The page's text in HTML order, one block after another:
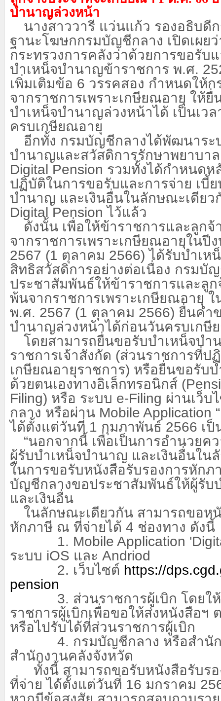
บำนาญล่วงหน้า
นางสาววารี แว่นแก้ว รองอธิบดี
ฐานะโฆษกกรมบัญชีกลาง เปิดเผย
กระทรวงการคลังว่าด้วยการขอรับ
บำเหน็จบำนาญข้าราชการ พ.ศ.
เพิ่มเติมข้อ 6 วรรคสอง กำหนดให้
จากราชการเพราะเกษียณอายุ ให้
บำเหน็จบำนาญล่วงหน้าได้ เป็นเว
ครบเกษียณอายุ
อีกทั้ง กรมบัญชีกลางได้พัฒนาระ
บำนาญและสวัสดิการรักษาพยาบา
Digital Pension รวมทั้งได้กำหนด
ปฏิบัติในการขอรับและการจ่าย เบี้
บำนาญ และเงินอื่นในลักษณะเดียว
Digital Pensionไว้แล้ว
ดังนั้น เพื่อให้ข้าราชการและลูกจ้
จากราชการเพราะเกษียณอายุในปี
2567 (1 ตุลาคม 2566)ได้รับบำเห
สิทธิสวัสดิการอย่างต่อเนื่อง กรมบั
ประชาสัมพันธ์ให้ข้าราชการและลูก
พ้นจากราชการเพราะเกษียณอายุ
พ.ศ. 2567 (1 ตุลาคม 2566) ยื่นคำ
บำนาญล่วงหน้าได้ก่อนวันครบเกษี
โดยสามารถยื่นขอรับบำเหน็จบ
ราชการเจ้าสังกัด (ส่วนราชการที่ป
เกษียณอายุราชการ) หรือยื่นขอรับ
ด้วยตนเองทางอิเล็กทรอนิกส์ (
Filing) หรือ ระบบ e-Filing ผ่านเว็บ
กลาง หรือผ่าน Mobile Application
ได้ตั้งแต่วันที่ 1 กุมภาพันธ์ 2566 เ
“นอกจากนี้ เพื่อเป็นการอำนวยค
ผู้รับบำเหน็จบำนาญ และเงินอื่นใน
ในการขอรับหนังสือรับรองการหัก
บัญชีกลางขอประชาสัมพันธ์ให้ผู้รับ
และเงินอื่น
ในลักษณะเดียวกัน สามารถขอห
หักภาษี ณ ที่จ่ายได้ 4 ช่องทาง ดังนี้
1. Mobile Application
ระบบ iOS และ Andriod
2. เว็บไซต์ https://
pension
3. ส่วนราชการผู้เบิก โดยใ
ราชการผู้เบิกเพื่อขอให้ส่งหนังสือฯ
หรือไปรับได้ที่ส่วนราชการผู้เบิก
4. กรมบัญชีกลาง หรือสำนั
สำนักงานคลังจังหวัด
ทั้งนี้ สามารถขอรับหนังสือรับร
ที่จ่าย ได้ตั้งแต่วันที่ 16 มกราคม